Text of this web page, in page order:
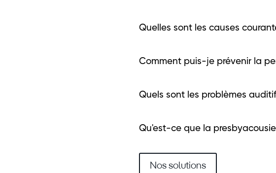
Quelles sont les causes
Comment puis-je prévenir la
Quels sont les problèmes
Qu'est-ce que la
Nos solutions